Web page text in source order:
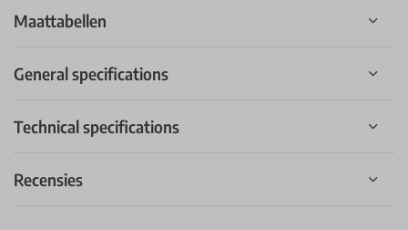
Maattabellen
General specifications
Technical specifications
Recensies